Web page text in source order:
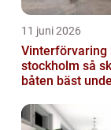
11 juni 2026
Vinterförvaring
stockholm så skyddas
båten bäst